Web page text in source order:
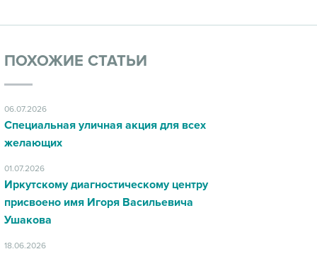
ПОХОЖИЕ СТАТЬИ
06.07.2026
Специальная уличная акция для всех
желающих
01.07.2026
Иркутскому диагностическому центру
присвоено имя Игоря Васильевича
Ушакова
18.06.2026